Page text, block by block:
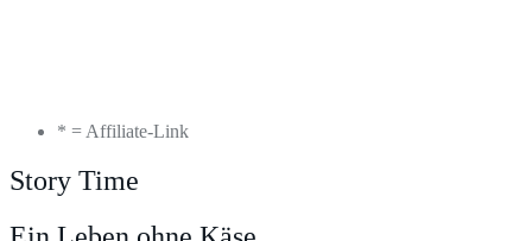
* = Affiliate-Link
Story Time